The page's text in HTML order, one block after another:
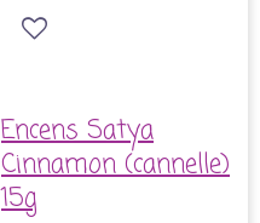
Encens Satya
Cinnamon (cannelle)
15g